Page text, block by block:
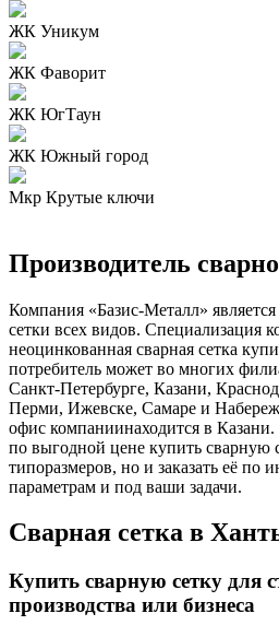
ЖК Уникум
ЖК Фаворит
ЖК ЮгТаун
ЖК Южный город
Мкр Крутые ключи
Производитель
Компания «Базис-Металл»
сетки всех видов. Специализация
неоцинкованная сварная сетка
потребитель может во многих
Санкт-Петербурге, Казани,
Перми, Ижевске, Самаре и
офис компаниинаходится в
по выгодной цене купить сварную
типоразмеров, но и заказать её по
параметрам и под ваши задачи.
Сварная сетка в
Купить сварную сетку для
производства или бизнеса